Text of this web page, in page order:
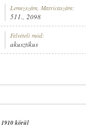
Lemezszám, Matricaszám:
511., 2098
Felvételi mód:
akusztikus
1910 körül